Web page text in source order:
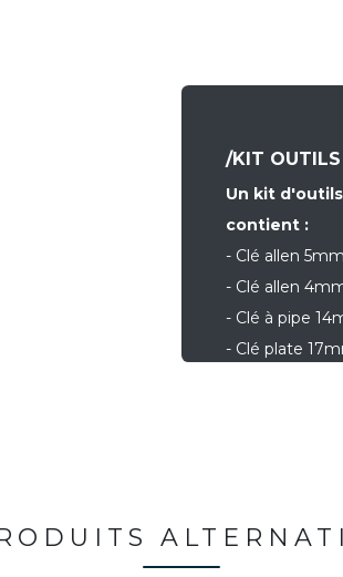
/KIT OUTILS
Un kit
contient :
- Clé allen
- Clé allen
- Clé à pipe
- Clé plate